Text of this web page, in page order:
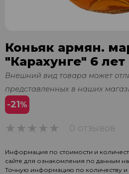
Коньяк армян.
"Карахунге" 6 лет
Внешний вид товара может
представленных в наших
-21%
0 отзывов
Информация по стоимости и
сайте для ознакомления по данным
Точную информацию по количеству и